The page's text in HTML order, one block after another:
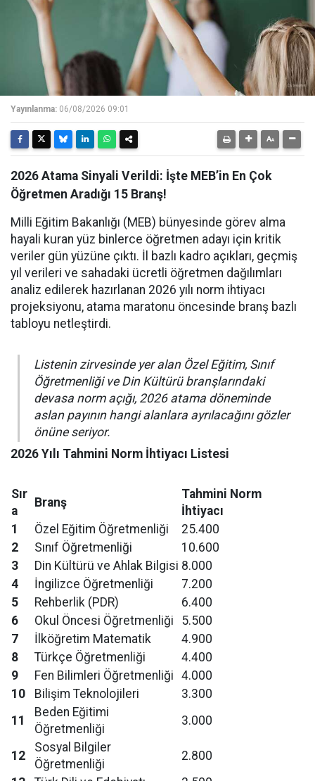
Yayınlanma: 06/08/2026 09:01
2026 Atama Sinyali Verildi: İşte MEB’in En Çok
Öğretmen Aradığı 15 Branş!
Milli Eğitim Bakanlığı (MEB) bünyesinde görev alma
hayali kuran yüz binlerce öğretmen adayı için kritik
veriler gün yüzüne çıktı. İl bazlı kadro açıkları, geçmiş
yıl verileri ve sahadaki ücretli öğretmen dağılımları
analiz edilerek hazırlanan 2026 yılı norm ihtiyacı
projeksiyonu, atama maratonu öncesinde branş bazlı
tabloyu netleştirdi.
Listenin zirvesinde yer alan Özel Eğitim, Sınıf
Öğretmenliği ve Din Kültürü branşlarındaki
devasa norm açığı, 2026 atama döneminde
aslan payının hangi alanlara ayrılacağını gözler
önüne seriyor.
2026 Yılı Tahmini Norm İhtiyacı Listesi
Sır
a
Branş
Tahmini Norm
İhtiyacı
1
Özel Eğitim Öğretmenliği
25.400
2
Sınıf Öğretmenliği
10.600
3
Din Kültürü ve Ahlak Bilgisi 8.000
4
İngilizce Öğretmenliği
7.200
5
Rehberlik (PDR)
6.400
6
Okul Öncesi Öğretmenliği
5.500
7
İlköğretim Matematik
4.900
8
Türkçe Öğretmenliği
4.400
9
Fen Bilimleri Öğretmenliği 4.000
10
Bilişim Teknolojileri
3.300
11
Beden Eğitimi
Öğretmenliği
3.000
12
Sosyal Bilgiler
Öğretmenliği
2.800